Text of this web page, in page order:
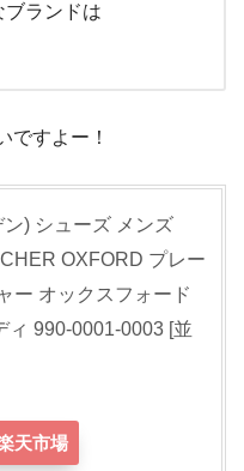
ブランドは
ですよー！
) シューズ メンズ
OXFORD プレー
ー オックスフォード
ィ 990-0001-0003 [並
天市場